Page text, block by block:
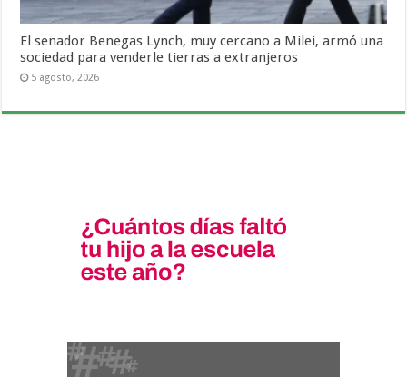
El senador Benegas Lynch, muy cercano a Milei, armó una
sociedad para venderle tierras a extranjeros
5 agosto, 2026